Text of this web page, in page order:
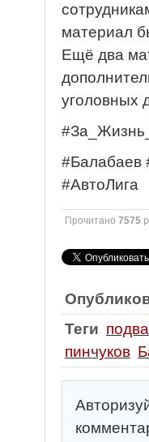
материал
Ещё два
уголовных
#Балабаев
#АвтоЛига
Прочитано 7575
Теги
пинчуков